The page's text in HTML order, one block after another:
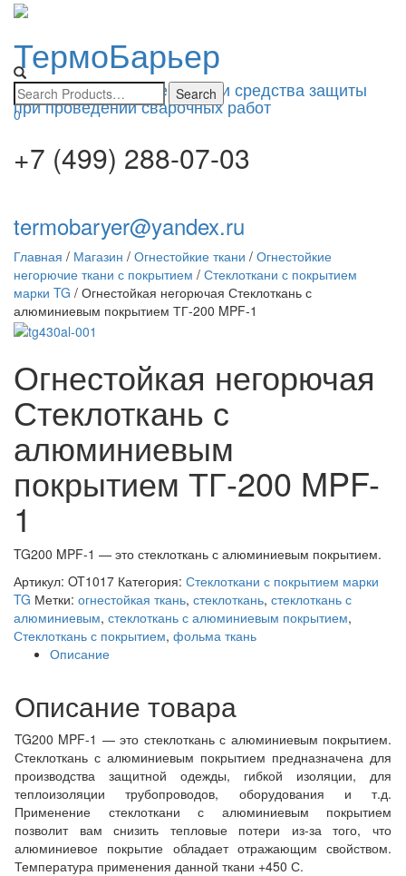
0
ТермоБарьер
Изоляционные материалы и средства защиты
при проведении сварочных работ
+7 (499) 288-07-03
termobaryer@yandex.ru
Главная / Магазин / Огнестойкие ткани / Огнестойкие
негорючие ткани с покрытием / Стеклоткани с покрытием
марки TG / Огнестойкая негорючая Стеклоткань с
алюминиевым покрытием ТГ-200 MPF-1
Огнестойкая негорючая
Стеклоткань с
алюминиевым
покрытием ТГ-200 MPF-
1
TG200 MPF-1 — это стеклоткань с алюминиевым покрытием.
Артикул: OT1017 Категория: Стеклоткани с покрытием марки
TG Метки: огнестойкая ткань, стеклоткань, стеклоткань с
алюминиевым, стеклоткань с алюминиевым покрытием,
Стеклоткань с покрытием, фольма ткань
Описание
Описание товара
TG200 MPF-1 — это стеклоткань с алюминиевым покрытием.
Стеклоткань с алюминиевым покрытием предназначена для
производства защитной одежды, гибкой изоляции, для
теплоизоляции трубопроводов, оборудования и т.д.
Применение стеклоткани с алюминиевым покрытием
позволит вам снизить тепловые потери из-за того, что
алюминиевое покрытие обладает отражающим свойством.
Температура применения данной ткани +450 С.